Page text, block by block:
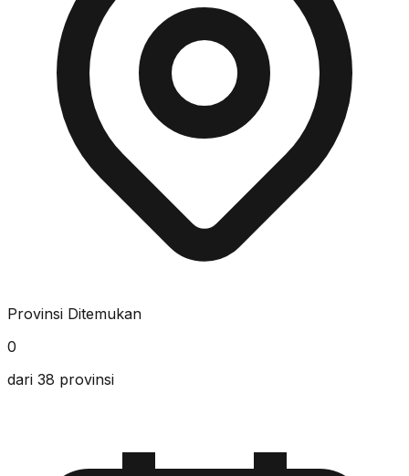
Provinsi Ditemukan
0
dari 38 provinsi